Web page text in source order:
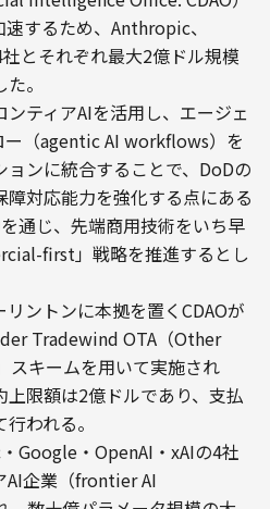
するため、Anthropic、
とそれぞれ最大2億ドル規模
た。
ティアAIを活用し、エージェ
ー（agentic AI workflows）を
ンに統合することで、DoDの
対応能力を強化する点にある
通じ、先端商用技術をいち早
first」戦略を推進するとし
ントンに本拠を置くCDAOが
Tradewind OTA（Other
キームを用いて実施され
限額は2億ドルであり、支払
われる。
Google・OpenAI・xAIの4社
AI企業（frontier AI